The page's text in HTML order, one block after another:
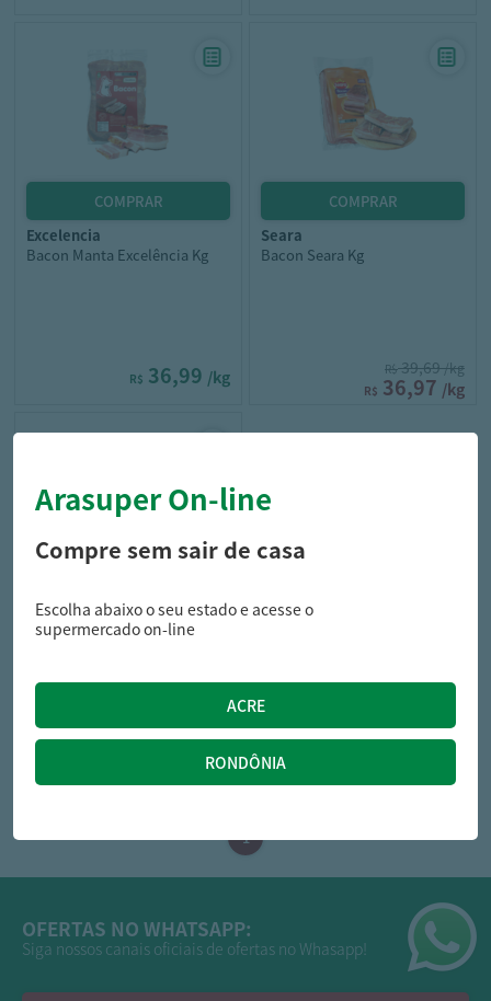
excelencia
Bacon Manta Excelência Kg
R$ 36,99 /kg
seara
Bacon Seara Kg
R$39,69/kg
R$ 36,97 /kg
perdigao
Bacon Perdigão Defumado
37,99/kg
OFERTAS NO WHATSAPP:
Siga nossos canais oficiais de ofertas no Whasapp!
Arasuper On-line
Compre sem sair de casa
Escolha abaixo o seu estado e acesse o
supermercado on-line